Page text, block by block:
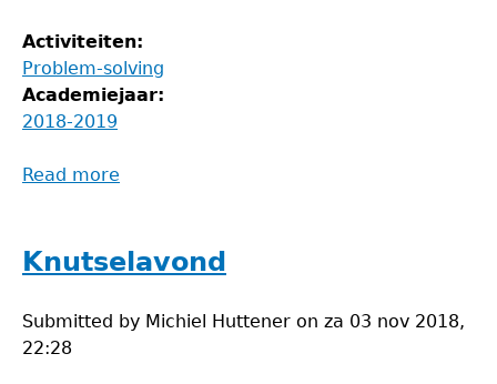
Activiteiten:
Problem-solving
Academiejaar:
2018-2019
Read more
Knutselavond
Submitted by Michiel Huttener on za 03 nov 2018,
22:28